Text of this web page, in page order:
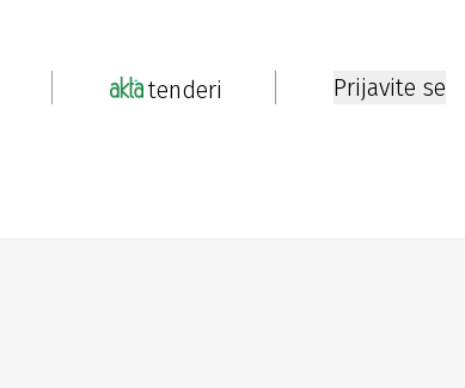
tenderi Prijavite se